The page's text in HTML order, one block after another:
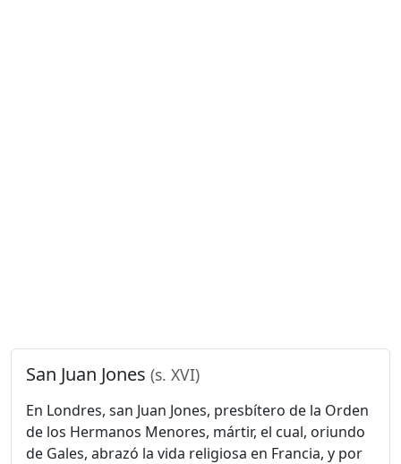
San Juan Jones (s. XVI)
En Londres, san Juan Jones, presbítero de la Orden
de los Hermanos Menores, mártir, el cual, oriundo
de Gales, abrazó la vida religiosa en Francia, y por